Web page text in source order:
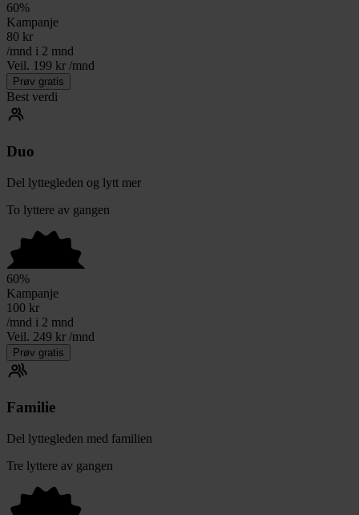
60%
Kampanje
80 kr
/mnd i 2 mnd
Veil. 199 kr /mnd
Prøv gratis
Best verdi
Duo
Del lyttegleden og lytt mer
To lyttere av gangen
60%
Kampanje
100 kr
/mnd i 2 mnd
Veil. 249 kr /mnd
Prøv gratis
Familie
Del lyttegleden med familien
Tre lyttere av gangen